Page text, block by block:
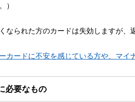
）
られた方のカードは失効しますが、
カードに不安を感じている方や、マイ
必要なもの